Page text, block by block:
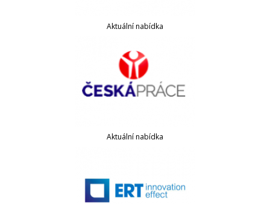
Aktuální nabídka
Aktuální nabídka